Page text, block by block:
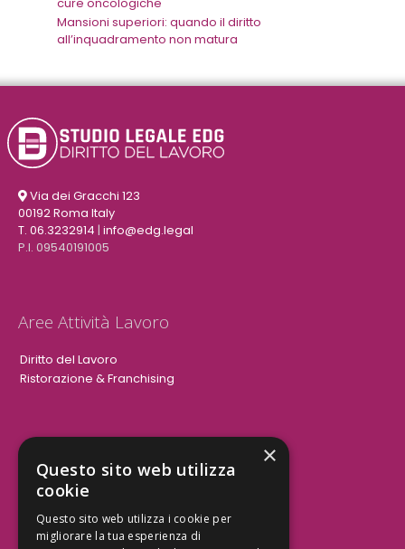
Mansioni superiori: quando il diritto
all’inquadramento non matura
Via dei Gracchi 123
00192 Roma Italy
T. 06.3232914 | info@edg.legal
P.I. 09540191005
Aree Attività Lavoro
Diritto del Lavoro
Ristorazione & Franchising
Aree Attività Civile
Tutele del Credito
Responsabilità Civile
Contrattualistica
×
Questo sito web utilizza
cookie
Questo sito web utilizza i cookie per
migliorare la tua esperienza di